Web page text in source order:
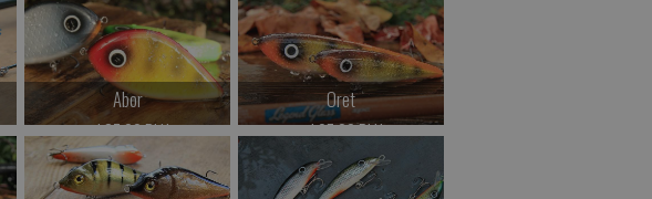
Kup teraz > Kup teraz >
Abor
od 87.00 PLN
Kup teraz >
Oret
od 97.00 PLN
Kup teraz >